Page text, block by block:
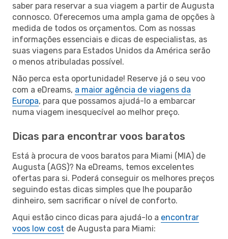
saber para reservar a sua viagem a partir de Augusta
connosco. Oferecemos uma ampla gama de opções à
medida de todos os orçamentos. Com as nossas
informações essenciais e dicas de especialistas, as
suas viagens para Estados Unidos da América serão
o menos atribuladas possível.
Não perca esta oportunidade! Reserve já o seu voo
com a eDreams, a maior agência de viagens da
Europa, para que possamos ajudá-lo a embarcar
numa viagem inesquecível ao melhor preço.
Dicas para encontrar voos baratos
Está à procura de voos baratos para Miami (MIA) de
Augusta (AGS)? Na eDreams, temos excelentes
ofertas para si. Poderá conseguir os melhores preços
seguindo estas dicas simples que lhe pouparão
dinheiro, sem sacrificar o nível de conforto.
Aqui estão cinco dicas para ajudá-lo a encontrar
voos low cost de Augusta para Miami: